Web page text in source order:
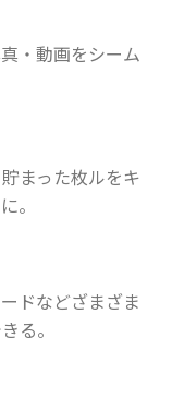
・動画をシーム
まった枚ルをキ
。
ドなどざまざま
る。